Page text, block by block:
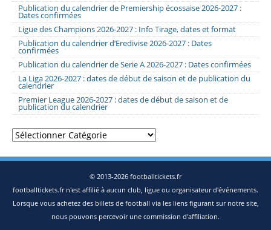
Publication du calendrier de Premiership écossaise 2026-2027 :
Dates confirmées
Ligue des Champions 2026-2027 : Info Tirage, dates et format
Publication du calendrier d’Eredivise 2026-2027 : Dates
confirmées
Publication du calendrier de Serie A 2026-2027 : Dates confirmées
La Liga 2026-2027 : dates de début de saison et de publication du
calendrier
Premier League 2026-2027 : dates de début de saison et de
publication du calendrier
Catégories
© 2013-2026 footballtickets.fr
footballtickets.fr n'est affilié à aucun club, ligue ou organisateur d'événements.
Lorsque vous achetez des billets de football via les liens figurant sur notre site,
nous pouvons percevoir une commission d'affiliation.